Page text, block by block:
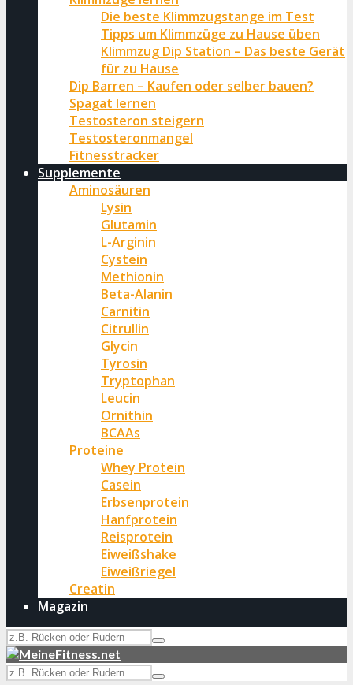
Die beste Klimmzugstange im Test
Tipps um Klimmzüge zu Hause üben
Klimmzug Dip Station – Das beste Gerät
für zu Hause
Dip Barren – Kaufen oder selber bauen?
Spagat lernen
Testosteron steigern
Testosteronmangel
Fitnesstracker
Supplemente
Aminosäuren
Lysin
Glutamin
L-Arginin
Cystein
Methionin
Beta-Alanin
Carnitin
Citrullin
Glycin
Tyrosin
Tryptophan
Leucin
Ornithin
BCAAs
Proteine
Whey Protein
Casein
Erbsenprotein
Hanfprotein
Reisprotein
Eiweißshake
Eiweißriegel
Creatin
Magazin